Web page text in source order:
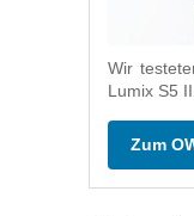
Wir
Lumix S5
Zum